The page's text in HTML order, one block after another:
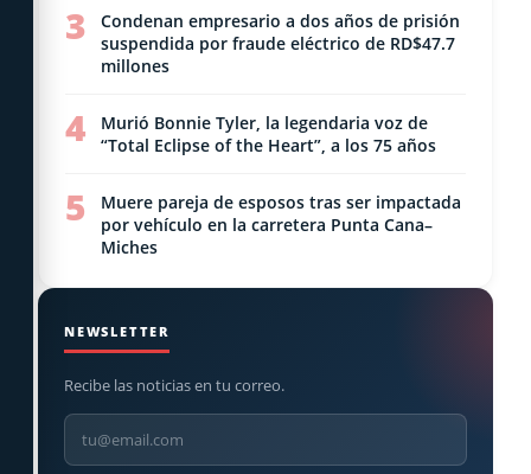
3
Condenan empresario a dos años de prisión
suspendida por fraude eléctrico de RD$47.7
millones
4
Murió Bonnie Tyler, la legendaria voz de
“Total Eclipse of the Heart”, a los 75 años
5
Muere pareja de esposos tras ser impactada
por vehículo en la carretera Punta Cana–
Miches
NEWSLETTER
Recibe las noticias en tu correo.